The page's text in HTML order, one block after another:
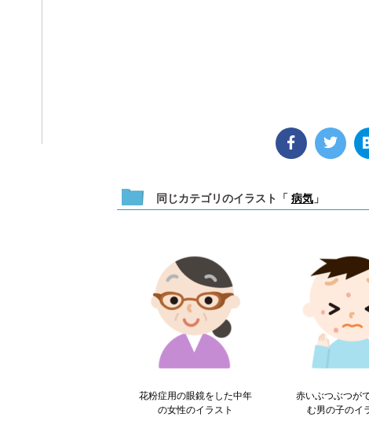
同じカテゴリのイラスト「 病気」
花粉症用の眼鏡をした中年
の女性のイラスト
赤いぶつぶつが
む男の子のイ